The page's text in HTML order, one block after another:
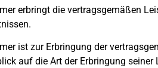
erbringt die vertragsgemäßen
ist zur Erbringung der
auf die Art der Erbringung